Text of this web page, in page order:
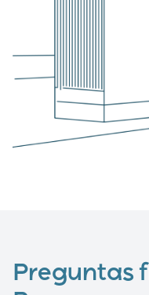
Preguntas